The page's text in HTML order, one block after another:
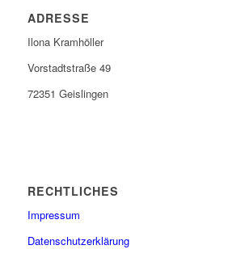
ADRESSE
Ilona Kramhöller
Vorstadtstraße 49
72351 Geislingen
RECHTLICHES
Impressum
Datenschutzerklärung